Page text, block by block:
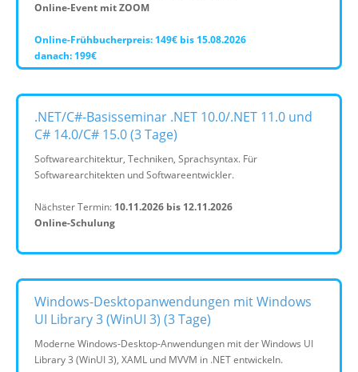
Online-Event mit ZOOM
Online-Frühbucherpreis: 149€ bis 15.08.2026
danach: 199€
.NET/C#-Basisseminar .NET 10.0/.NET 11.0 und
C# 14.0/C# 15.0 (3 Tage)
Softwarearchitektur, Techniken, Sprachsyntax. Für
Softwarearchitekten und Softwareentwickler.
Nächster Termin: 10.11.2026 bis 12.11.2026
Online-Schulung
Windows-Desktopanwendungen mit Windows
UI Library 3 (WinUI 3) (3 Tage)
Moderne Windows-Desktop-Anwendungen mit der Windows UI
Library 3 (WinUI 3), XAML und MVVM in .NET entwickeln.